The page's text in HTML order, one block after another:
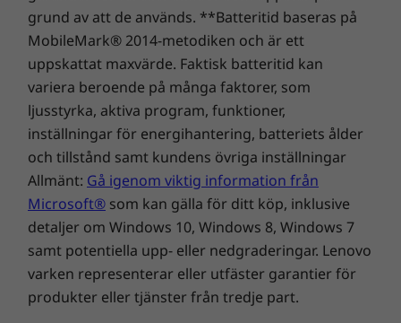
utvalda marknader kan du dessutom prata
med den digitala assistenten Alexa, nu med
förbättrat användargränssnitt och utökade
funktioner.
Elegant och lätt
grund av att de används. **Batteritid baseras på
MobileMark® 2014-metodiken och är ett
uppskattat maxvärde. Faktisk batteritid kan
variera beroende på många faktorer, som
ljusstyrka, aktiva program, funktioner,
inställningar för energihantering, batteriets ålder
och tillstånd samt kundens övriga inställningar
Allmänt: Gå igenom viktig information från
Microsoft® som kan gälla för ditt köp, inklusive
detaljer om Windows 10, Windows 8, Windows 7
samt potentiella upp- eller nedgraderingar. Lenovo
varken representerar eller utfäster garantier för
produkter eller tjänster från tredje part.